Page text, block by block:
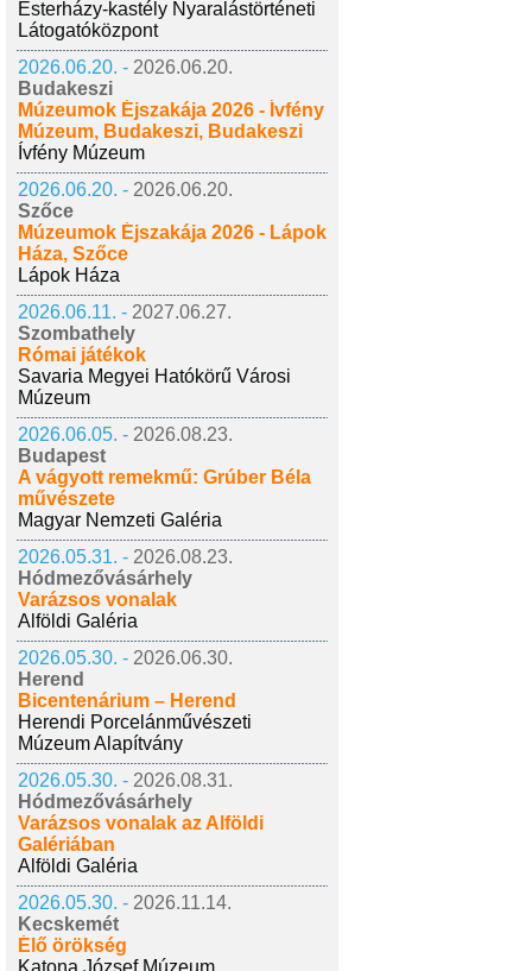
Esterházy-kastély Nyaralástörténeti
Látogatóközpont
2026.06.20. - 2026.06.20.
Budakeszi
Múzeumok Éjszakája 2026 - Ívfény
Múzeum, Budakeszi, Budakeszi
Ívfény Múzeum
2026.06.20. - 2026.06.20.
Szőce
Múzeumok Éjszakája 2026 - Lápok
Háza, Szőce
Lápok Háza
2026.06.11. - 2027.06.27.
Szombathely
Római játékok
Savaria Megyei Hatókörű Városi
Múzeum
2026.06.05. - 2026.08.23.
Budapest
A vágyott remekmű: Grúber Béla
művészete
Magyar Nemzeti Galéria
2026.05.31. - 2026.08.23.
Hódmezővásárhely
Varázsos vonalak
Alföldi Galéria
2026.05.30. - 2026.06.30.
Herend
Bicentenárium – Herend
Herendi Porcelánművészeti
Múzeum Alapítvány
2026.05.30. - 2026.08.31.
Hódmezővásárhely
Varázsos vonalak az Alföldi
Galériában
Alföldi Galéria
2026.05.30. - 2026.11.14.
Kecskemét
Élő örökség
Katona József Múzeum